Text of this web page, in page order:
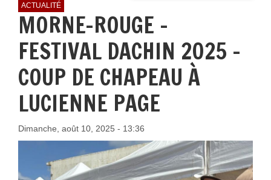
ACTUALITÉ
MORNE-ROUGE -
FESTIVAL DACHIN 2025 –
COUP DE CHAPEAU À
LUCIENNE PAGE
Dimanche, août 10, 2025 - 13:36